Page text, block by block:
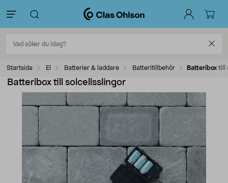
Startsida El Batterier & laddare Batteritillbehör Batteribox till
Batteribox till solcellsslingor